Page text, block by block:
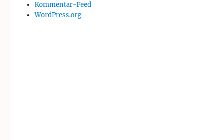
Kommentar-Feed
WordPress.org